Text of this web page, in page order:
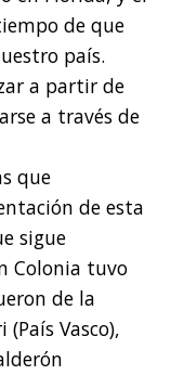
de que
país.
a partir de
a través de
que
de esta
sigue
Colonia tuvo
de la
Vasco),